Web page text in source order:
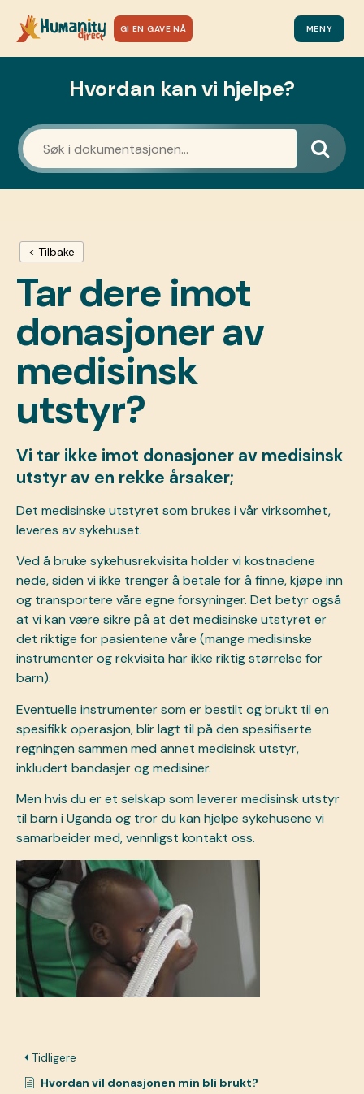
GI EN GAVE NÅ MENY
Hvordan kan vi hjelpe?
< Tilbake
Tar dere imot
donasjoner av
medisinsk
utstyr?
Vi tar ikke imot donasjoner av medisinsk
utstyr av en rekke årsaker;
Det medisinske utstyret som brukes i vår virksomhet,
leveres av sykehuset.
Ved å bruke sykehusrekvisita holder vi kostnadene
nede, siden vi ikke trenger å betale for å finne, kjøpe inn
og transportere våre egne forsyninger. Det betyr også
at vi kan være sikre på at det medisinske utstyret er
det riktige for pasientene våre (mange medisinske
instrumenter og rekvisita har ikke riktig størrelse for
barn).
Eventuelle instrumenter som er bestilt og brukt til en
spesifikk operasjon, blir lagt til på den spesifiserte
regningen sammen med annet medisinsk utstyr,
inkludert bandasjer og medisiner.
Men hvis du er et selskap som leverer medisinsk utstyr
til barn i Uganda og tror du kan hjelpe sykehusene vi
samarbeider med, vennligst kontakt oss.
Tidligere
Hvordan vil donasjonen min bli brukt?